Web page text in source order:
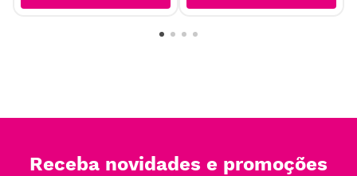
Receba novidades e promoções